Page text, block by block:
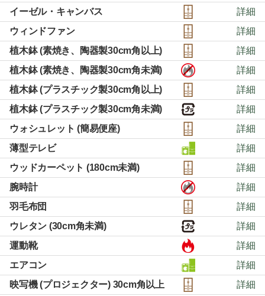
イーゼル・キャンバス
詳細
ウィンドファン
詳細
植木鉢 (素焼き、陶器製30cm角以上)
詳細
植木鉢 (素焼き、陶器製30cm角未満)
詳細
植木鉢 (プラスチック製30cm角以上)
詳細
植木鉢 (プラスチック製30cm角未満)
詳細
ウォシュレット (簡易便座)
詳細
薄型テレビ
詳細
ウッドカーペット (180cm未満)
詳細
腕時計
詳細
羽毛布団
詳細
ウレタン (30cm角未満)
詳細
運動靴
詳細
エアコン
詳細
映写機 (プロジェクター) 30cm角以上
詳細